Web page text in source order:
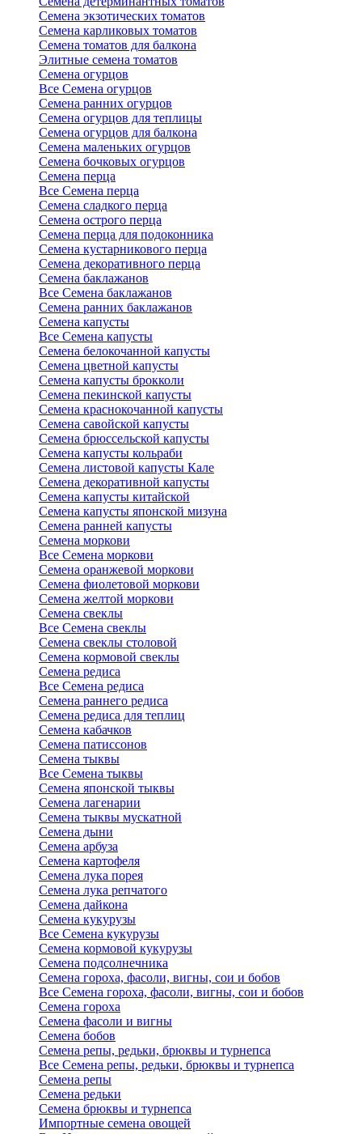
Семена экзотических томатов
Семена карликовых томатов
Семена томатов для балкона
Элитные семена томатов
Семена огурцов
Все Семена огурцов
Семена ранних огурцов
Семена огурцов для теплицы
Семена огурцов для балкона
Семена маленьких огурцов
Семена бочковых огурцов
Семена перца
Все Семена перца
Семена сладкого перца
Семена острого перца
Семена перца для подоконника
Семена кустарникового перца
Семена декоративного перца
Семена баклажанов
Все Семена баклажанов
Семена ранних баклажанов
Семена капусты
Все Семена капусты
Семена белокочанной капусты
Семена цветной капусты
Семена капусты брокколи
Семена пекинской капусты
Семена краснокочанной капусты
Семена савойской капусты
Семена брюссельской капусты
Семена капусты кольраби
Семена листовой капусты Кале
Семена декоративной капусты
Семена капусты китайской
Семена капусты японской мизуна
Семена ранней капусты
Семена моркови
Все Семена моркови
Семена оранжевой моркови
Семена фиолетовой моркови
Семена желтой моркови
Семена свеклы
Все Семена свеклы
Семена свеклы столовой
Семена кормовой свеклы
Семена редиса
Все Семена редиса
Семена раннего редиса
Семена редиса для теплиц
Семена кабачков
Семена патиссонов
Семена тыквы
Все Семена тыквы
Семена японской тыквы
Семена лагенарии
Семена тыквы мускатной
Семена дыни
Семена арбуза
Семена картофеля
Семена лука порея
Семена лука репчатого
Семена дайкона
Семена кукурузы
Все Семена кукурузы
Семена кормовой кукурузы
Семена подсолнечника
Семена гороха, фасоли, вигны, сои и бобов
Все Семена гороха, фасоли, вигны, сои и бобов
Семена гороха
Семена фасоли и вигны
Семена бобов
Семена репы, редьки, брюквы и турнепса
Все Семена репы, редьки, брюквы и турнепса
Семена репы
Семена редьки
Семена брюквы и турнепса
Импортные семена овощей